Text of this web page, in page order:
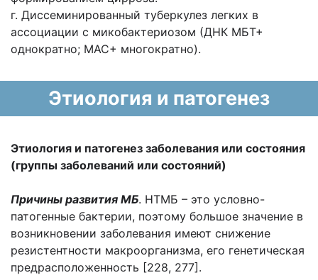
г. Диссеминированный туберкулез легких в
ассоциации с микобактериозом (ДНК МБТ+
однократно; МАС+ многократно).
Этиология и патогенез
Этиология и патогенез заболевания или состояния
(группы заболеваний или состояний)
Причины развития МБ. НТМБ – это условно-
патогенные бактерии, поэтому большое значение в
возникновении заболевания имеют снижение
резистентности макроорганизма, его генетическая
предрасположенность [228, 277].